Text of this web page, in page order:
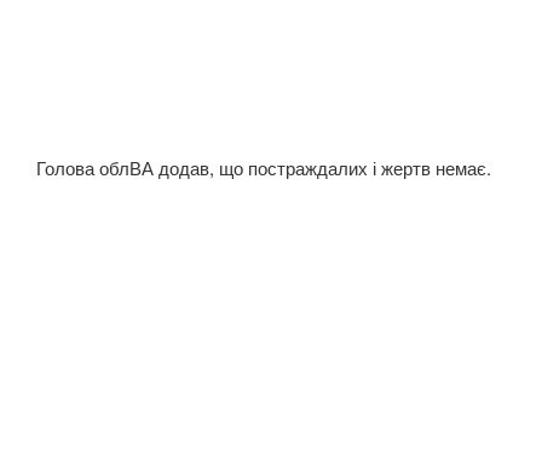
Голова облВА додав, що постраждалих і жертв немає.